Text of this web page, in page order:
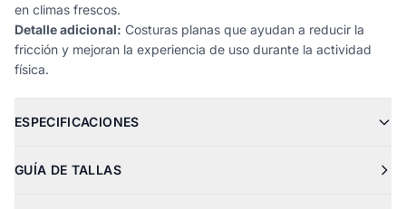
en climas frescos.
Detalle adicional: Costuras planas que ayudan a reducir la
fricción y mejoran la experiencia de uso durante la actividad
física.
ESPECIFICACIONES
GUÍA DE TALLAS